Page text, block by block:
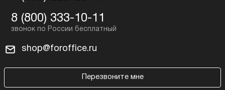
8 (800) 333-10-11
shop@foroffice.ru
Перезвоните мне